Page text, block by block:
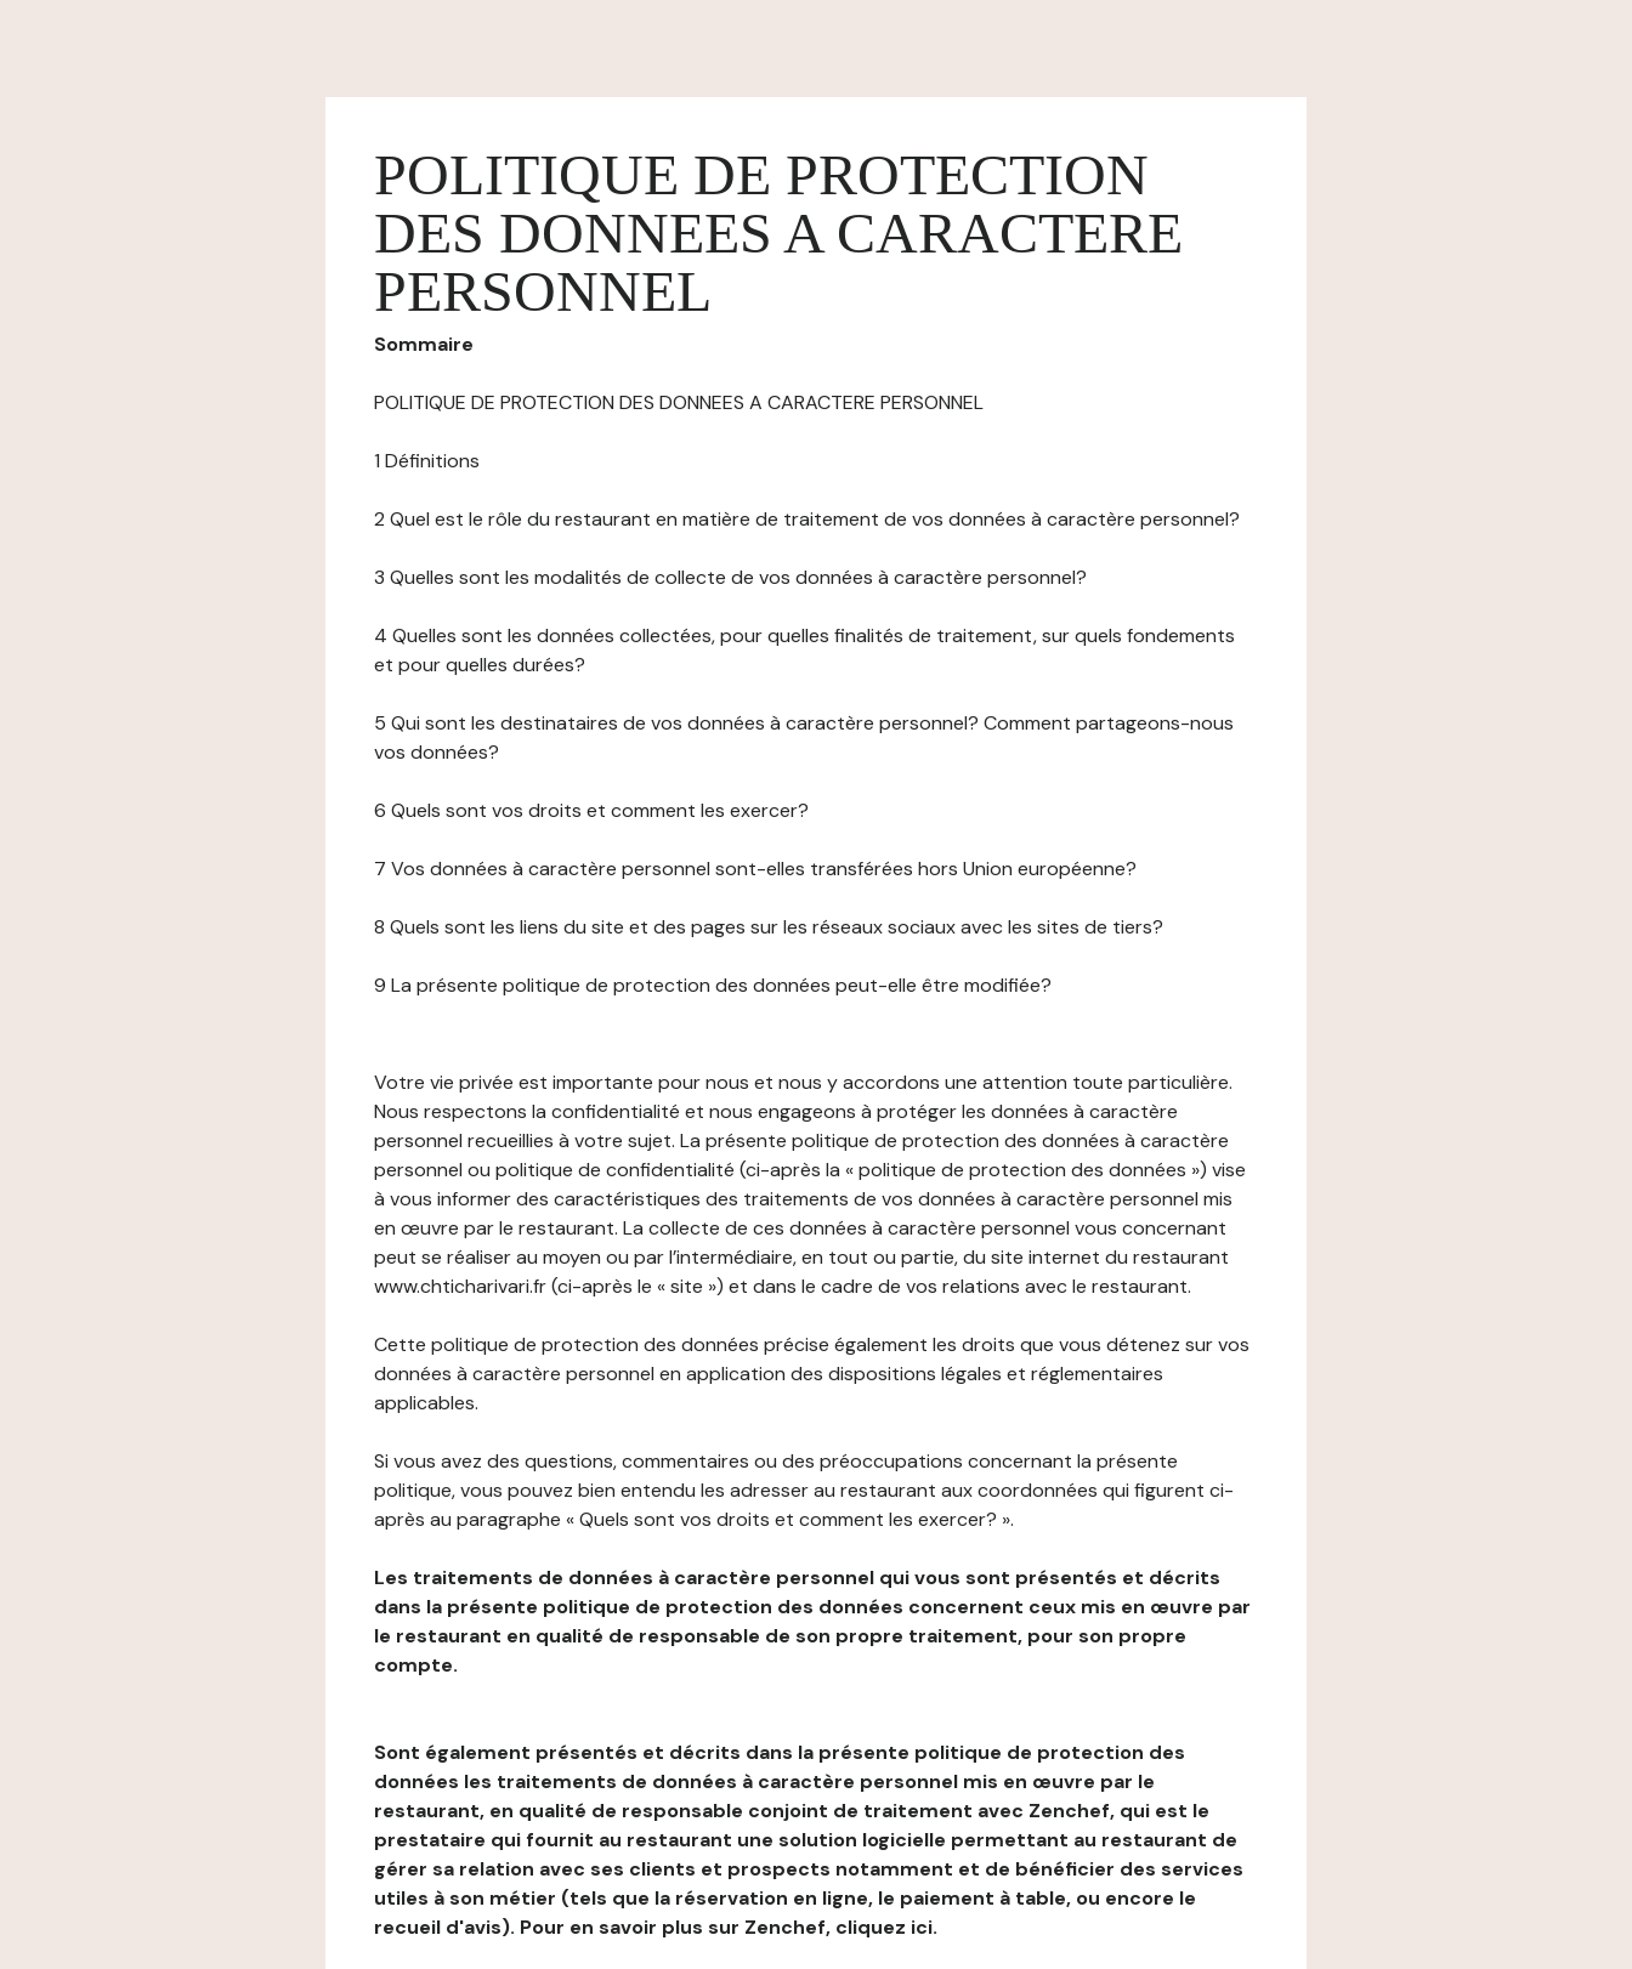
POLITIQUE DE PROTECTION
DES DONNEES A CARACTERE
PERSONNEL
Sommaire
POLITIQUE DE PROTECTION DES DONNEES A CARACTERE PERSONNEL
1 Définitions
2 Quel est le rôle du restaurant en matière de traitement de vos données à caractère personnel?
3 Quelles sont les modalités de collecte de vos données à caractère personnel?
4 Quelles sont les données collectées, pour quelles finalités de traitement, sur quels fondements
et pour quelles durées?
5 Qui sont les destinataires de vos données à caractère personnel? Comment partageons-nous
vos données?
6 Quels sont vos droits et comment les exercer?
7 Vos données à caractère personnel sont-elles transférées hors Union européenne?
8 Quels sont les liens du site et des pages sur les réseaux sociaux avec les sites de tiers?
9 La présente politique de protection des données peut-elle être modifiée?
Votre vie privée est importante pour nous et nous y accordons une attention toute particulière.
Nous respectons la confidentialité et nous engageons à protéger les données à caractère
personnel recueillies à votre sujet. La présente politique de protection des données à caractère
personnel ou politique de confidentialité (ci-après la « politique de protection des données ») vise
à vous informer des caractéristiques des traitements de vos données à caractère personnel mis
en œuvre par le restaurant. La collecte de ces données à caractère personnel vous concernant
peut se réaliser au moyen ou par l’intermédiaire, en tout ou partie, du site internet du restaurant
www.chticharivari.fr (ci-après le « site ») et dans le cadre de vos relations avec le restaurant.
Cette politique de protection des données précise également les droits que vous détenez sur vos
données à caractère personnel en application des dispositions légales et réglementaires
applicables.
Si vous avez des questions, commentaires ou des préoccupations concernant la présente
politique, vous pouvez bien entendu les adresser au restaurant aux coordonnées qui figurent ci-
après au paragraphe « Quels sont vos droits et comment les exercer? ».
Les traitements de données à caractère personnel qui vous sont présentés et décrits
dans la présente politique de protection des données concernent ceux mis en œuvre par
le restaurant en qualité de responsable de son propre traitement, pour son propre
compte.
Sont également présentés et décrits dans la présente politique de protection des
données les traitements de données à caractère personnel mis en œuvre par le
restaurant, en qualité de responsable conjoint de traitement avec Zenchef, qui est le
prestataire qui fournit au restaurant une solution logicielle permettant au restaurant de
gérer sa relation avec ses clients et prospects notamment et de bénéficier des services
utiles à son métier (tels que la réservation en ligne, le paiement à table, ou encore le
recueil d'avis). Pour en savoir plus sur Zenchef, cliquez ici.